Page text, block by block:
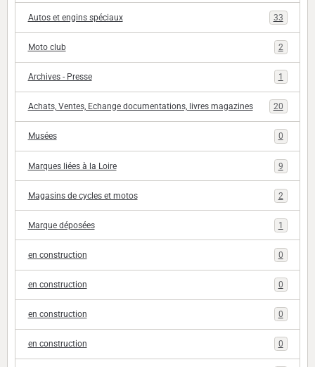
Autos et engins spéciaux 33
Moto club 2
Archives - Presse 1
Achats, Ventes, Echange documentations, livres magazines 20
Musées 0
Marques liées à la Loire 9
Magasins de cycles et motos 2
Marque déposées 1
en construction 0
en construction 0
en construction 0
en construction 0